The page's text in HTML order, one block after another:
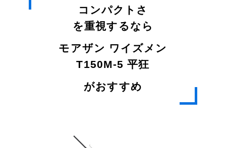
コンパクトさ
を重視するなら
モアザン ワイズメン
T150M-5 平狂
がおすすめ